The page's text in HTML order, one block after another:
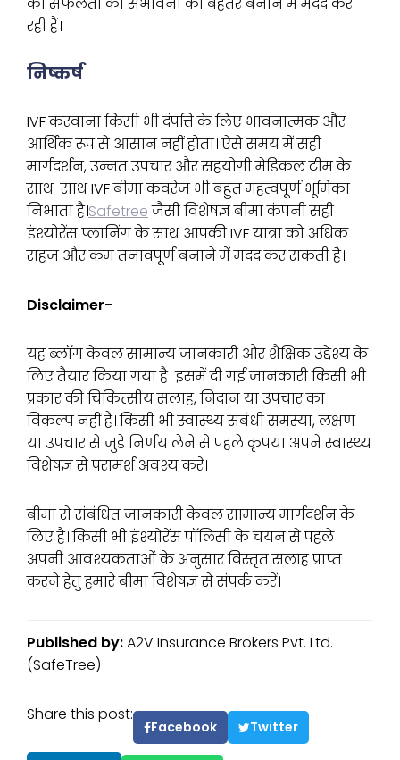
की सफलता की संभावना को बेहतर बनाने में मदद कर
रही हैं।
निष्कर्ष
IVF करवाना किसी भी दंपत्ति के लिए भावनात्मक और
आर्थिक रूप से आसान नहीं होता। ऐसे समय में सही
मार्गदर्शन, उन्नत उपचार और सहयोगी मेडिकल टीम के
साथ-साथ IVF बीमा कवरेज भी बहुत महत्वपूर्ण भूमिका
निभाता है।Safetreeजैसी विशेषज्ञ बीमा कंपनी सही
इंश्योरेंस प्लानिंग के साथ आपकी IVF यात्रा को अधिक
सहज और कम तनावपूर्ण बनाने में मदद कर सकती है।
Disclaimer-
यह ब्लॉग केवल सामान्य जानकारी और शैक्षिक उद्देश्य के
लिए तैयार किया गया है। इसमें दी गई जानकारी किसी भी
प्रकार की चिकित्सीय सलाह, निदान या उपचार का
विकल्प नहीं है। किसी भी स्वास्थ्य संबंधी समस्या, लक्षण
या उपचार से जुड़े निर्णय लेने से पहले कृपया अपने स्वास्थ्य
विशेषज्ञ से परामर्श अवश्य करें।
बीमा से संबंधित जानकारी केवल सामान्य मार्गदर्शन के
लिए है। किसी भी इंश्योरेंस पॉलिसी के चयन से पहले
अपनी आवश्यकताओं के अनुसार विस्तृत सलाह प्राप्त
करने हेतु हमारे बीमा विशेषज्ञ से संपर्क करें।
Published by:A2V Insurance Brokers Pvt. Ltd.
(SafeTree)
Share this post:
Facebook Twitter